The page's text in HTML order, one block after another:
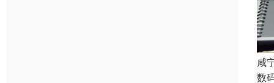
咸
数